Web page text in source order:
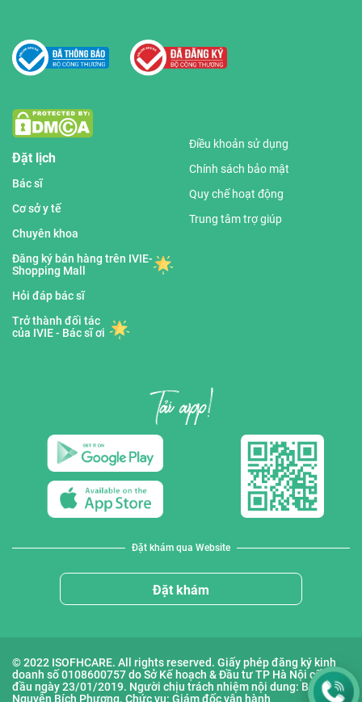
Đặt lịch
Bác sĩ
Cơ sở y tế
Chuyên khoa
Đăng ký bán hàng trên IVIE-
Shopping Mall
Hỏi đáp bác sĩ
Trở thành đối tác
của IVIE - Bác sĩ ơi
Điều khoản sử dụng
Chính sách bảo mật
Quy chế hoạt động
Trung tâm trợ giúp
Đặt khám qua Website
Đặt khám
© 2022 ISOFHCARE. All rights reserved. Giấy phép đăng ký kinh
doanh số 0108600757 do Sở Kế hoạch & Đầu tư TP Hà Nội cấp lần
đầu ngày 23/01/2019. Người chịu trách nhiệm nội dung: Bà
Nguyễn Bích Phượng. Chức vụ: Giám đốc vận hành